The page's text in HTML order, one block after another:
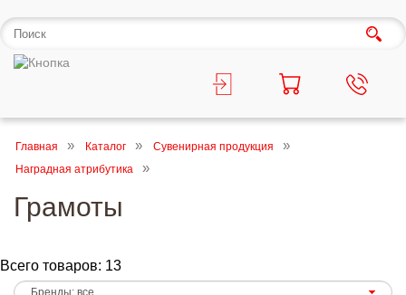
Главная Каталог
Сувенирная продукция
Наградная атрибутика
Грамоты
Всего товаров: 13